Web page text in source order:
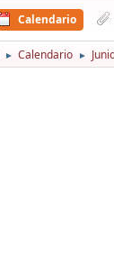
Calendario
► Calendario ►